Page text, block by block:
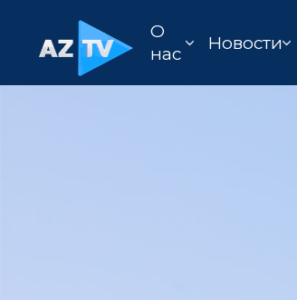
О
нас
Новости